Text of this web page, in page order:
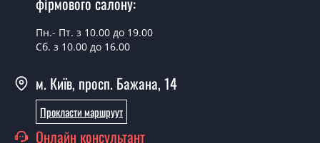
замірника?
Так можна.
двері фаворит?
Так, ми маємо великий асортимент готових
міжкімнатних дверей ТМ Фаворит.
Пн.- Пт. з 10.00 до 19.00
Сб. з 10.00 до 16.00
м. Київ, просп. Бажана, 14
Прокласти маршруут
Онлайн консультант